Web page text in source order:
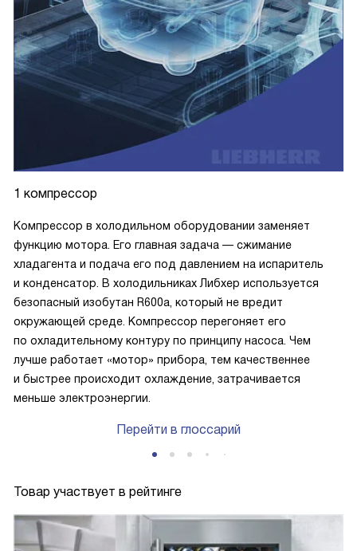
1 компрессор
Компрессор в холодильном оборудовании заменяет
функцию мотора. Его главная задача — сжимание
хладагента и подача его под давлением на испаритель
и конденсатор. В холодильниках Либхер используется
безопасный изобутан R600a, который не вредит
окружающей среде. Компрессор перегоняет его
по охладительному контуру по принципу насоса. Чем
лучше работает «мотор» прибора, тем качественнее
и быстрее происходит охлаждение, затрачивается
меньше электроэнергии.
Перейти в глоссарий
Товар участвует в рейтинге